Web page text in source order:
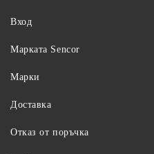
Вход
Maрката Sencor
Марки
Доставка
Отказ от поръчка